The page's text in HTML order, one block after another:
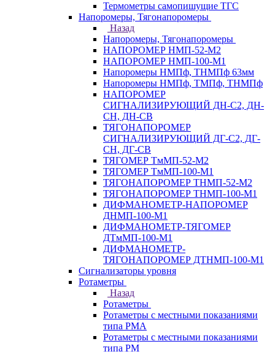
Термометры самопишущие ТГС
Напоромеры, Тягонапоромеры
Назад
Напоромеры, Тягонапоромеры
НАПОРОМЕР НМП-52-М2
НАПОРОМЕР НМП-100-М1
Напоромеры НМПф, ТНМПф 63мм
Напоромеры НМПф, ТМПф, ТНМПф
НАПОРОМЕР
СИГНАЛИЗИРУЮЩИЙ ДН-С2, ДН-
СН, ДН-СВ
ТЯГОНАПОРОМЕР
СИГНАЛИЗИРУЮЩИЙ ДГ-С2, ДГ-
СН, ДГ-СВ
ТЯГОМЕР ТмМП-52-М2
ТЯГОМЕР ТмМП-100-М1
ТЯГОНАПОРОМЕР ТНМП-52-М2
ТЯГОНАПОРОМЕР ТНМП-100-М1
ДИФМАНОМЕТР-НАПОРОМЕР
ДНМП-100-М1
ДИФМАНОМЕТР-ТЯГОМЕР
ДТмМП-100-М1
ДИФМАНОМЕТР-
ТЯГОНАПОРОМЕР ДТНМП-100-М1
Сигнализаторы уровня
Ротаметры
Назад
Ротаметры
Ротаметры с местными показаниями
типа РМА
Ротаметры с местными показаниями
типа РМ